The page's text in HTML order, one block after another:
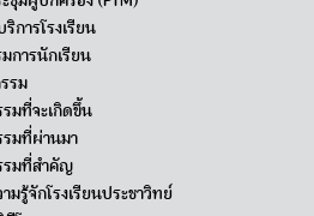
การโรงเรียน
การนักเรียน
รม
มที่จะเกิดขึ้น
มที่ผ่านมา
รมที่สำคัญ
มรู้จักโรงเรียนประชาวิทย์